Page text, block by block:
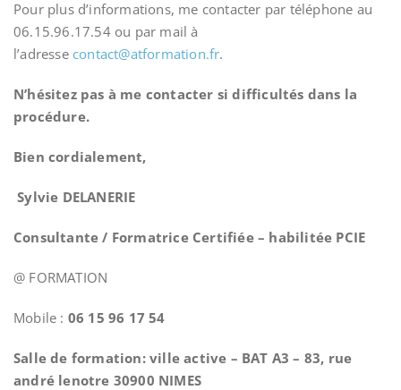
Pour plus d’informations, me contacter par téléphone au
06.15.96.17.54 ou par mail à
l’adresse contact@atformation.fr.
N’hésitez pas à me contacter si difficultés dans la
procédure.
Bien cordialement,
Sylvie DELANERIE
Consultante / Formatrice Certifiée – habilitée PCIE
@ FORMATION
Mobile : 06 15 96 17 54
Salle de formation: ville active – BAT A3 – 83, rue
andré lenotre 30900 NIMES